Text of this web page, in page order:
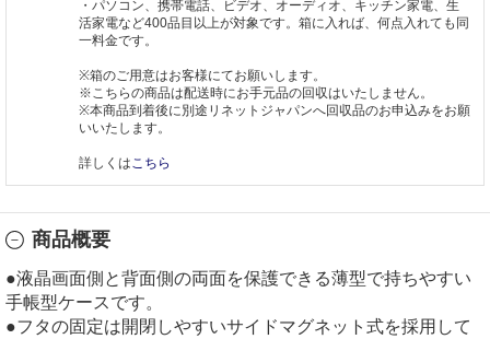
・パソコン、携帯電話、ビデオ、オーディオ、キッチン家電、生
活家電など400品目以上が対象です。箱に入れば、何点入れても同
一料金です。
※箱のご用意はお客様にてお願いします。
※こちらの商品は配送時にお手元品の回収はいたしません。
※本商品到着後に別途リネットジャパンへ回収品のお申込みをお願
いいたします。
詳しくは こちら
商品概要
●液晶画面側と背面側の両面を保護できる薄型で持ちやすい
手帳型ケースです。
●フタの固定は開閉しやすいサイドマグネット式を採用して